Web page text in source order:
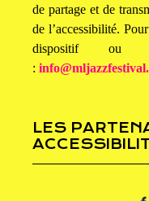
de partage et de
de l’accessibilité.
dispositif ou le
:
LES